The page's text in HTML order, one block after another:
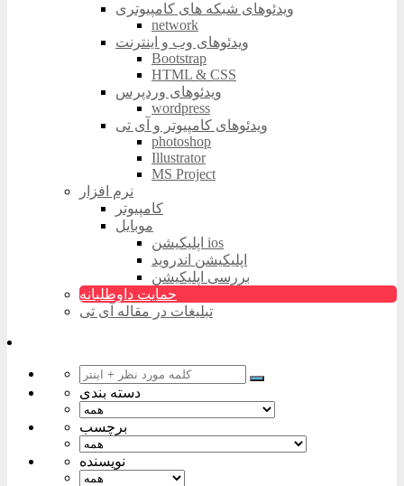
ویدئوهای شبکه های کامپیوتری
network
ویدئوهای وب و اینترنت
Bootstrap
HTML & CSS
ویدئوهای وردپرس
wordpress
ویدئوهای کامپیوتر و آی تی
photoshop
Illustrator
MS Project
نرم افزار
کامپیوتر
موبایل
اپلیکیشن ios
اپلیکیشن اندروید
بررسی اپلیکیشن
حمایت داوطلبانه
تبلیغات در مقاله آی تی
دسته بندی
برچسب
نویسنده